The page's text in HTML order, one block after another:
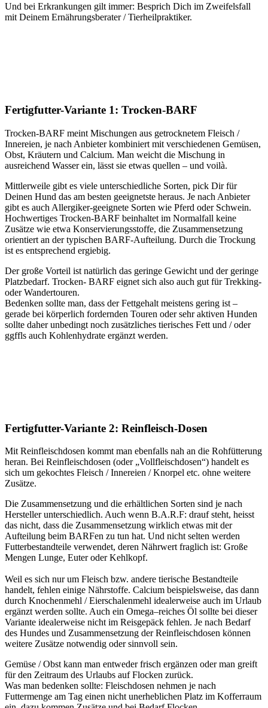
Und bei Erkrankungen gilt immer: Besprich Dich im Zweifelsfall
mit Deinem Ernährungsberater / Tierheilpraktiker.
Fertigfutter-Variante 1: Trocken-BARF
Trocken-BARF meint Mischungen aus getrocknetem Fleisch /
Innereien, je nach Anbieter kombiniert mit verschiedenen Gemüsen,
Obst, Kräutern und Calcium. Man weicht die Mischung in
ausreichend Wasser ein, lässt sie etwas quellen – und voilà.
Mittlerweile gibt es viele unterschiedliche Sorten, pick Dir für
Deinen Hund das am besten geeignetste heraus. Je nach Anbieter
gibt es auch Allergiker-geeignete Sorten wie Pferd oder Schwein.
Hochwertiges Trocken-BARF beinhaltet im Normalfall keine
Zusätze wie etwa Konservierungsstoffe, die Zusammensetzung
orientiert an der typischen BARF-Aufteilung. Durch die Trockung
ist es entsprechend ergiebig.
Der große Vorteil ist natürlich das geringe Gewicht und der geringe
Platzbedarf. Trocken- BARF eignet sich also auch gut für Trekking-
oder Wandertouren.
Bedenken sollte man, dass der Fettgehalt meistens gering ist –
gerade bei körperlich fordernden Touren oder sehr aktiven Hunden
sollte daher unbedingt noch zusätzliches tierisches Fett und / oder
ggffls auch Kohlenhydrate ergänzt werden.
Fertigfutter-Variante 2: Reinfleisch-Dosen
Mit Reinfleischdosen kommt man ebenfalls nah an die Rohfütterung
heran. Bei Reinfleischdosen (oder „Vollfleischdosen“) handelt es
sich um gekochtes Fleisch / Innereien / Knorpel etc. ohne weitere
Zusätze.
Die Zusammensetzung und die erhältlichen Sorten sind je nach
Hersteller unterschiedlich. Auch wenn B.A.R.F: drauf steht, heisst
das nicht, dass die Zusammensetzung wirklich etwas mit der
Aufteilung beim BARFen zu tun hat. Und nicht selten werden
Futterbestandteile verwendet, deren Nährwert fraglich ist: Große
Mengen Lunge, Euter oder Kehlkopf.
Weil es sich nur um Fleisch bzw. andere tierische Bestandteile
handelt, fehlen einige Nährstoffe. Calcium beispielsweise, das dann
durch Knochenmehl / Eierschalenmehl idealerweise auch im Urlaub
ergänzt werden sollte. Auch ein Omega–reiches Öl sollte bei dieser
Variante idealerweise nicht im Reisgepäck fehlen. Je nach Bedarf
des Hundes und Zusammensetzung der Reinfleischdosen können
weitere Zusätze notwendig oder sinnvoll sein.
Gemüse / Obst kann man entweder frisch ergänzen oder man greift
für den Zeitraum des Urlaubs auf Flocken zurück.
Was man bedenken sollte: Fleischdosen nehmen je nach
Futtermenge am Tag einen nicht unerheblichen Platz im Kofferraum